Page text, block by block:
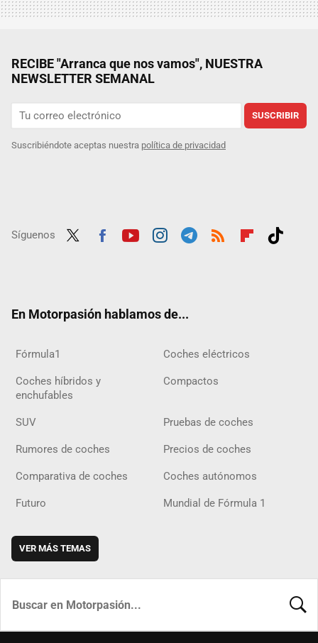
RECIBE "Arranca que nos vamos", NUESTRA
NEWSLETTER SEMANAL
SUSCRIBIR
Suscribiéndote aceptas nuestra política de privacidad
Síguenos
En Motorpasión hablamos de...
Fórmula1 Coches eléctricos
Coches híbridos y
enchufables
Compactos
SUV Pruebas de coches
Rumores de coches Precios de coches
Comparativa de coches Coches autónomos
Futuro Mundial de Fórmula 1
VER MÁS TEMAS